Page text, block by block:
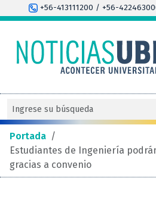
+56-413111200 / +56-
Portada /
Estudiantes de Ingeniería
gracias a convenio